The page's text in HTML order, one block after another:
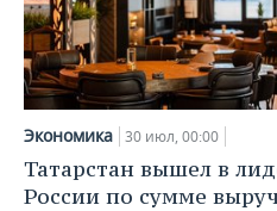
Экономика 30 июл, 00:00
Татарстан вышел в
России по сумме